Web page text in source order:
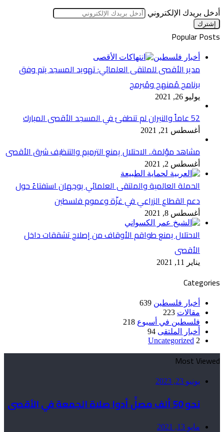
أدخل بريدك الإلكتروني
Popular Posts
أخبار فلسطين
مدير الأقصى للملتقى العلمائي: تهويد المسجد يتم وفق
برنامج مُمنهج ومُبرمج
يوليو 26, 2021
52 عاماً والنيران لم تنطفئ في المسجد الأقصى المبارك
أغسطس 21, 2021
مشاهد مؤلمة.. الاحتلال يمنع الترميم والتنظيف شرق الأقصى
أغسطس 2, 2021
الحملة العالمية والملتقى العلمائي يوجهان استفتاءً حول
دعم القطاع الزراعي في غزّة وعموم فلسطين
أغسطس 8, 2021
الاحتلال يمنع طواقم الأوقاف من إصلاح تشققات داخل
الأقصى
يناير 11, 2021
Categories
أخبار فلسطين 639
مقالات 223
فلسطين في أسبوع 218
أخبار الملتقى 94
Uncategorized 2
Most Viewed
يونيو 23, 2023
نحو 50 ألف مصلٍّ أدوا صلاة الجمعة في الأقصى
مايو 13, 2021